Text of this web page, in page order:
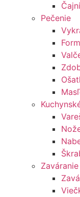
Pečenie
Zaváranie